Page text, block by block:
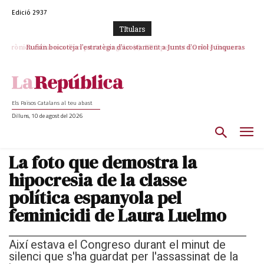
Edició 2937
TItulars
Rufián boicoteja l’estratègia d’acostament a Junts d’Oriol Junqueras
Els Països Catalans al teu abast
Dilluns, 10 de agost del 2026
La foto que demostra la
hipocresia de la classe
política espanyola pel
feminicidi de Laura Luelmo
Així estava el Congreso durant el minut de
silenci que s'ha guardat per l'assassinat de la